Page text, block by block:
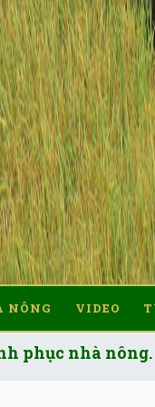
NÔNG VIDEO
nhà nông.